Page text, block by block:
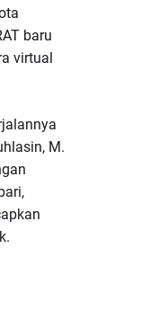
baru
virtual
M.